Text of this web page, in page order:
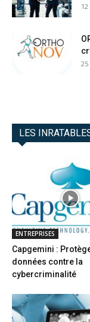
25
LES
ENTREPRISES
Capgemini :
données contre la
cybercriminalité